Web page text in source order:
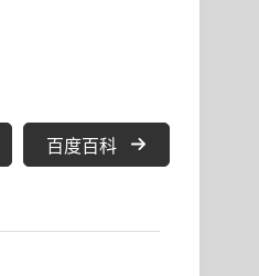
百度百科